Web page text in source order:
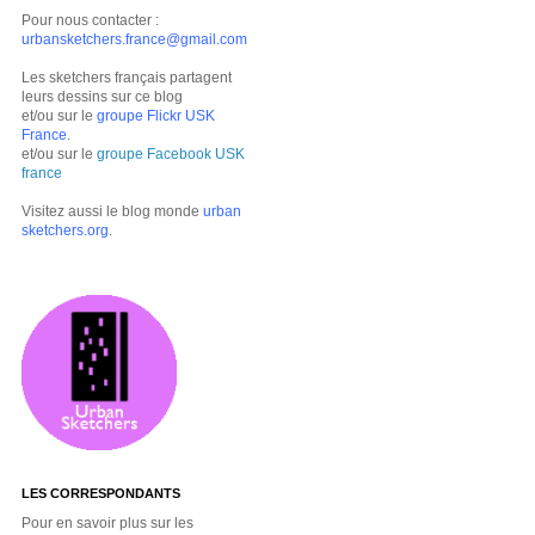
Pour nous contacter :
urbansketchers.france@gmail.com
Les sketchers français partagent
leurs dessins sur ce blog
et/ou sur le groupe Flickr USK
France
et/ou sur le groupe Facebook USK
france
Visitez aussi le blog monde urban
sketchers.org
LES CORRESPONDANTS
Pour en savoir plus sur les